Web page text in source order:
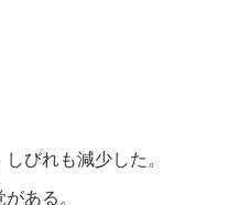
びれも減少した。
ある。